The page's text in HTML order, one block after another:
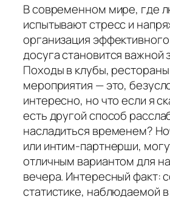
В современном мире, где
испытывают стресс и
организация
досуга становится важной
Походы в клубы,
мероприятия — это,
интересно, но что если я
есть другой способ
насладиться временем?
или интим-партнерши,
отличным вариантом для
вечера. Интересный факт:
статистике, наблюдаемой